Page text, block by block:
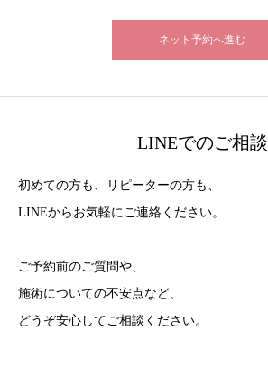
ネット予約へ進む
LINEでのご相談
初めての方も、リピーターの方も、
LINEからお気軽にご連絡ください。
ご予約前のご質問や、
施術についての不安点など、
どうぞ安心してご相談ください。